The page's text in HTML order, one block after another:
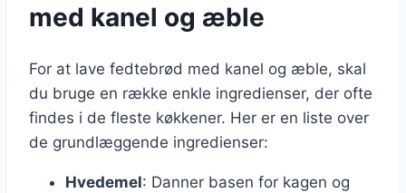
med kanel og æble
For at lave fedtebrød med kanel og æble, skal
du bruge en række enkle ingredienser, der ofte
findes i de fleste køkkener. Her er en liste over
de grundlæggende ingredienser:
Hvedemel: Danner basen for kagen og